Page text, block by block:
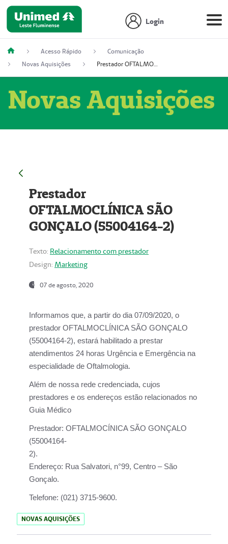
Login
Acesso Rápido
Comunicação
Novas Aquisições
Prestador OFTALMOCLÍNICA SÃO GONÇALO (55004164-2)
Novas Aquisições
Prestador
OFTALMOCLÍNICA SÃO
GONÇALO (55004164-2)
Texto: Relacionamento com prestador
Design: Marketing
07 de agosto, 2020
Informamos que, a partir do dia07/09/2020, o
prestador OFTALMOCLÍNICA SÃO GONÇALO
(55004164-2), estará habilitado a prestar
atendimentos 24 horas Urgência e Emergência na
especialidade de Oftalmologia.
Além de nossa rede credenciada, cujos
prestadores e os endereços estão relacionados no
Guia Médico
Prestador: OFTALMOCÍNICA SÃO GONÇALO
(55004164-
2).
Endereço: Rua Salvatori, n°99, Centro – São
Gonçalo.
Telefone: (021) 3715-9600.
NOVAS AQUISIÇÕES